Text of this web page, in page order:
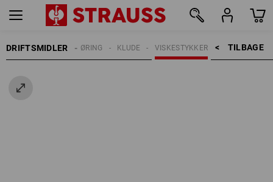
DRIFTSMIDLER TILBAGE    >
VISKESTYKKER
KLUDE
RENGØRING